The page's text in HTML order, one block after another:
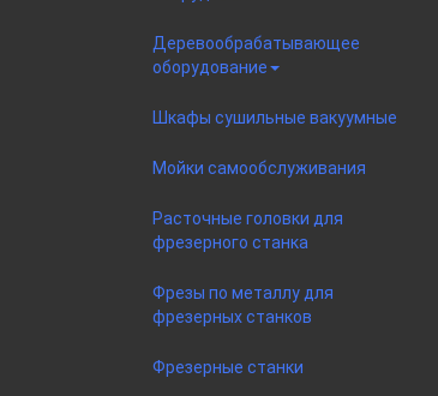
Деревообрабатывающее
оборудование
Шкафы сушильные вакуумные
Мойки самообслуживания
Расточные головки для
фрезерного станка
Фрезы по металлу для
фрезерных станков
Фрезерные станки